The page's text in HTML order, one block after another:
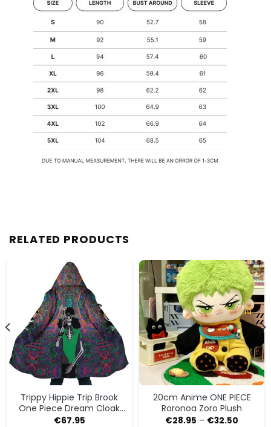
RELATED PRODUCTS
Trippy Hippie Trip Brook
One Piece Dream Cloak
Coat
€67.95
20cm Anime ONE PIECE
Roronoa Zoro Plush
€28.95 – €32.50